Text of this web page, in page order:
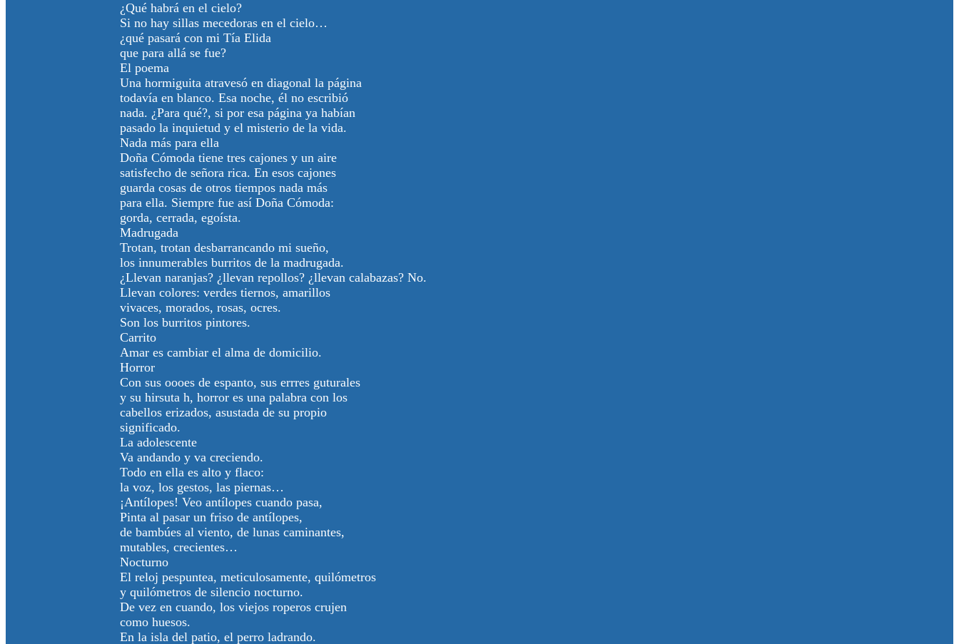
¿Qué habrá en el cielo?
Si no hay sillas mecedoras en el cielo…
¿qué pasará con mi Tía Elida
que para allá se fue?
El poema
Una hormiguita atravesó en diagonal la página
todavía en blanco. Esa noche, él no escribió
nada. ¿Para qué?, si por esa página ya habían
pasado la inquietud y el misterio de la vida.
Nada más para ella
Doña Cómoda tiene tres cajones y un aire
satisfecho de señora rica. En esos cajones
guarda cosas de otros tiempos nada más
para ella. Siempre fue así Doña Cómoda:
gorda, cerrada, egoísta.
Madrugada
Trotan, trotan desbarrancando mi sueño,
los innumerables burritos de la madrugada.
¿Llevan naranjas? ¿llevan repollos? ¿llevan calabazas? No.
Llevan colores: verdes tiernos, amarillos
vivaces, morados, rosas, ocres.
Son los burritos pintores.
Carrito
Amar es cambiar el alma de domicilio.
Horror
Con sus oooes de espanto, sus errres guturales
y su hirsuta h, horror es una palabra con los
cabellos erizados, asustada de su propio
significado.
La adolescente
Va andando y va creciendo.
Todo en ella es alto y flaco:
la voz, los gestos, las piernas…
¡Antílopes! Veo antílopes cuando pasa,
Pinta al pasar un friso de antílopes,
de bambúes al viento, de lunas caminantes,
mutables, crecientes…
Nocturno
El reloj pespuntea, meticulosamente, quilómetros
y quilómetros de silencio nocturno.
De vez en cuando, los viejos roperos crujen
como huesos.
En la isla del patio, el perro ladrando.